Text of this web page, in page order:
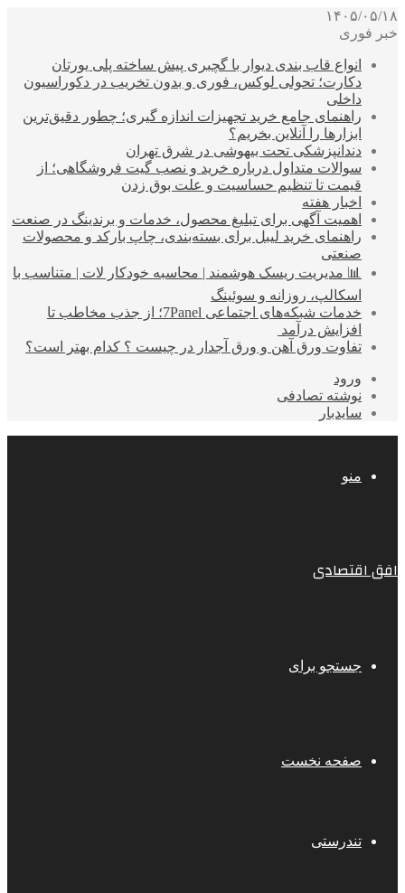
۱۴۰۵/۰۵/۱۸
خبر فوری
انواع قاب بندی دیوار با گچبری پیش ساخته پلی یورتان
دکارت؛ تحولی لوکس، فوری و بدون تخریب در دکوراسیون
داخلی
راهنمای جامع خرید تجهیزات اندازه گیری؛ چطور دقیق‌ترین
ابزارها را آنلاین بخریم؟
دندانپزشکی تحت بیهوشی در شرق تهران
سوالات متداول درباره خرید و نصب گیت فروشگاهی؛ از
قیمت تا تنظیم حساسیت و علت بوق زدن
اخبار هفته
اهمیت آگهی برای تبلیغ محصول، خدمات و برندینگ در صنعت
راهنمای خرید لیبل برای بسته‌بندی، چاپ بارکد و محصولات
صنعتی
📊 مدیریت ریسک هوشمند | محاسبه خودکار لات | متناسب با
اسکالپ، روزانه و سوئینگ
خدمات شبکه‌های اجتماعی 7Panel؛ از جذب مخاطب تا
افزایش درآمد
تفاوت ورق آهن و ورق آجدار در چیست ؟ کدام بهتر است؟
ورود
نوشته تصادفی
سایدبار
منو
افق اقتصادی
جستجو برای
صفحه نخست
تندرستی